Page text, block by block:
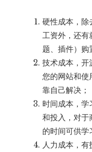
硬性成本，除
工资外，还有
题、插件）购
技术成本，开
您的网站和使
靠自己解决；
时间成本，学
和投入，对于
的时间可供学
人力成本，